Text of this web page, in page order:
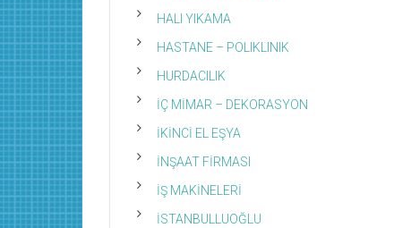
HALI YIKAMA
HASTANE – POLIKLINIK
HURDACILIK
İÇ MİMAR – DEKORASYON
İKİNCİ EL EŞYA
İNŞAAT FİRMASI
İŞ MAKİNELERİ
İSTANBULLUOĞLU